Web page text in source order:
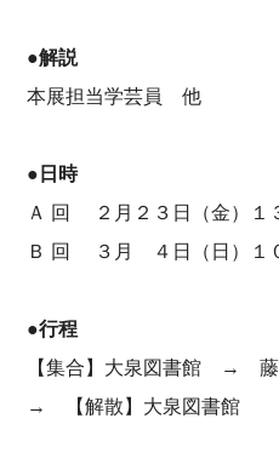
●解説
本展担当学芸員 他
●日時
Ａ 回 ２月２３日（金）１
Ｂ 回 ３月 ４日（日）１
●行程
【集合】大泉図書館 →
→ 【解散】大泉図書館